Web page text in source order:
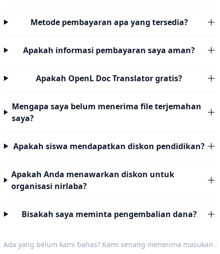
Metode pembayaran apa yang tersedia?
Apakah informasi pembayaran saya aman?
Apakah OpenL Doc Translator gratis?
Mengapa saya belum menerima file terjemahan
saya?
Apakah siswa mendapatkan diskon pendidikan?
Apakah Anda menawarkan diskon untuk
organisasi nirlaba?
Bisakah saya meminta pengembalian dana?
Ada yang belum kami bahas? Kami senang menerima masukan .